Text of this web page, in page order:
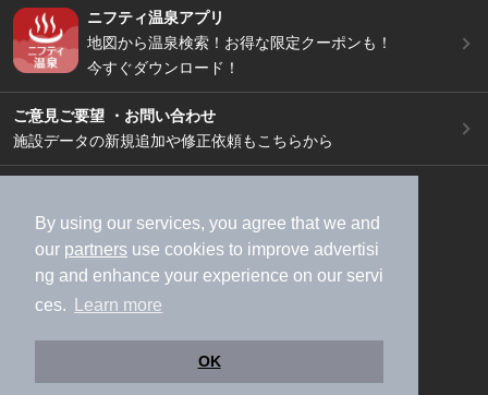
By using our services, you agree that we and
our partners use cookies to improve advertisi
ng and enhance your experience on our servi
ces.
Learn more
OK
ニフティ温泉アプリ
地図から温泉検索！お得な限定クーポンも！
今すぐダウンロード！
ご意見ご要望 ・お問い合わせ
施設データの新規追加や修正依頼もこちらから
加盟店募集（資料請求）
広告出稿のご案内
利用規約
ライフスタイルMEMBERS+規約
特定商取引法に基づく表記
ヘルプ
採用情報
運営会社